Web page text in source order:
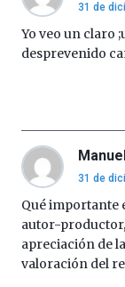
de
octubre.
La
iniciativa,
31 de
Yo veo un claro
desprevenido
31 de
Qué importante
autor-
apreciación de
valoración del